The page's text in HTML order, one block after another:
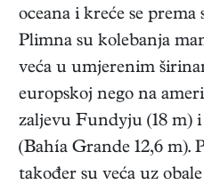
oceana i kreće se
Plimna su kolebanja
veća u umjerenim
europskoj nego na
zaljevu Fundyju (18 m)
(Bahía Grande 12,6 m).
također su veća uz